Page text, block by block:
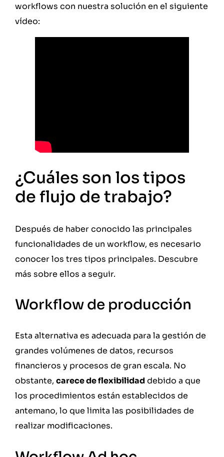
workflows con nuestra solución en el siguiente
vídeo:
¿Cuáles son los tipos
de flujo de trabajo?
Después de haber conocido las principales
funcionalidades de un workflow, es necesario
conocer los tres tipos principales. Descubre
más sobre ellos a seguir.
Workflow de producción
Esta alternativa es adecuada para la gestión de
grandes volúmenes de datos, recursos
financieros y procesos de gran escala. No
obstante, carece de flexibilidaddebido a que
los procedimientos están establecidos de
antemano, lo que limita las posibilidades de
realizar modificaciones.